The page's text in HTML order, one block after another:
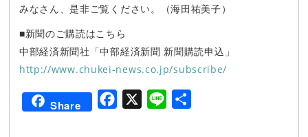
みなさん、是非ご覧ください。（海田祐美子）
■新聞のご購読はこちら
中部経済新聞社「中部経済新聞 新聞購読申込」
http://www.chukei-news.co.jp/subscribe/
Share